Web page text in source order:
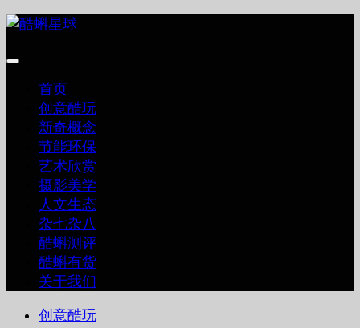
跳
内
首页
创意酷玩
新奇概念
节能环保
艺术欣赏
摄影美学
人文生态
杂七杂八
酷蝌测评
酷蝌有货
关于我们
创意酷玩